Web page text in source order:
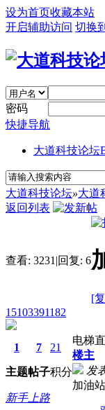
设为首页收藏本站
开启辅助访问 切换
密码
快捷导航
大道科技论坛
大道科技论坛»大道
返回列表
查看: 3231 |回复: 6
[
15103391182
1
主题
7
帖子
21
积分
新手上路
电梯
楼主
发
加油